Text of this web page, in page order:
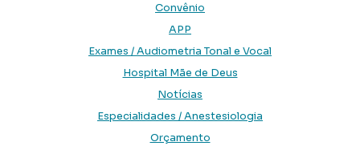
Convênio
APP
Exames / Audiometria Tonal e Vocal
Hospital Mãe de Deus
Notícias
Especialidades / Anestesiologia
Orçamento